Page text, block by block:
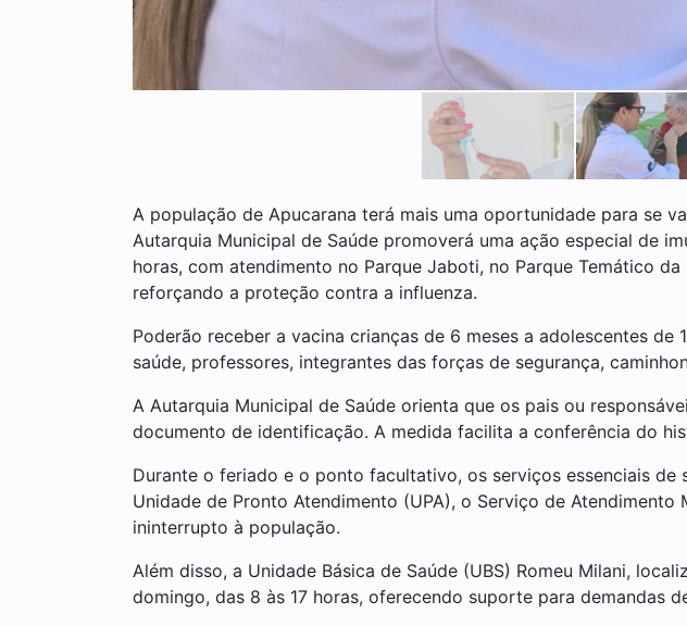
A população de Apucarana terá mais uma oportunidade para se
Autarquia Municipal de Saúde promoverá uma ação especial de
horas, com atendimento no Parque Jaboti, no Parque Temático
reforçando a proteção contra a influenza.
Poderão receber a vacina crianças de 6 meses a adolescentes
saúde, professores, integrantes das forças de segurança,
A Autarquia Municipal de Saúde orienta que os pais ou
documento de identificação. A medida facilita a conferência do
Durante o feriado e o ponto facultativo, os serviços essenciais de
Unidade de Pronto Atendimento (UPA), o Serviço de
ininterrupto à população.
Além disso, a Unidade Básica de Saúde (UBS) Romeu Milani,
domingo, das 8 às 17 horas, oferecendo suporte para demandas